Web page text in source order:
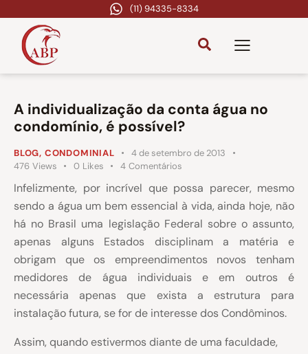
(11) 94335-8334
A individualização da conta água no
condomínio, é possível?
BLOG, CONDOMINIAL
4 de setembro de 2013
476 Views 0 Likes 4 Comentários
Infelizmente, por incrível que possa parecer, mesmo
sendo a água um bem essencial à vida, ainda hoje, não
há no Brasil uma legislação Federal sobre o assunto,
apenas alguns Estados disciplinam a matéria e
obrigam que os empreendimentos novos tenham
medidores de água individuais e em outros é
necessária apenas que exista a estrutura para
instalação futura, se for de interesse dos Condôminos.
Assim, quando estivermos diante de uma faculdade,